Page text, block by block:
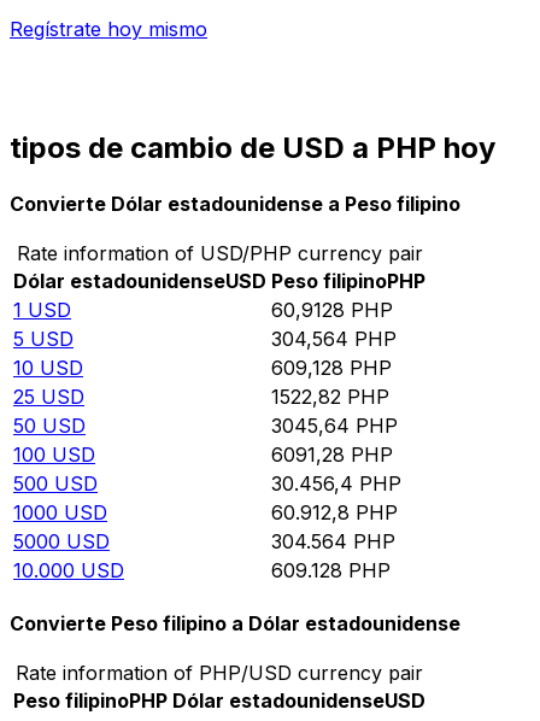
Regístrate hoy mismo
tipos de cambio de USD a PHP hoy
Convierte Dólar estadounidense a Peso filipino
Rate information of USD/PHP currency pair
Dólar estadounidenseUSD Peso filipinoPHP
1 USD 60,9128 PHP
5 USD 304,564 PHP
10 USD 609,128 PHP
25 USD 1522,82 PHP
50 USD 3045,64 PHP
100 USD 6091,28 PHP
500 USD 30.456,4 PHP
1000 USD 60.912,8 PHP
5000 USD 304.564 PHP
10.000 USD 609.128 PHP
Convierte Peso filipino a Dólar estadounidense
Rate information of PHP/USD currency pair
Peso filipinoPHP Dólar estadounidenseUSD